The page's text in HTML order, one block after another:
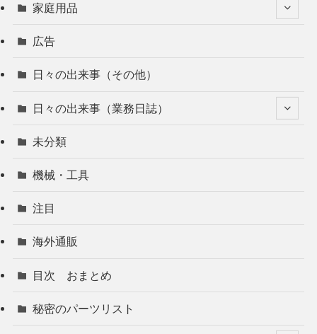
家庭用品
広告
日々の出来事（その他）
日々の出来事（業務日誌）
未分類
機械・工具
注目
海外通販
目次 おまとめ
秘密のパーツリスト